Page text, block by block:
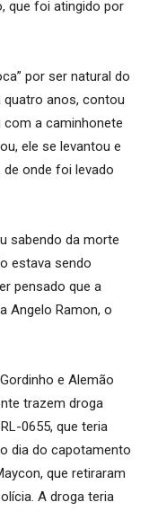
que foi atingido por
por ser natural do
quatro anos, contou
com a caminhonete
ele se levantou e
onde foi levado
sabendo da morte
estava sendo
pensado que a
Angelo Ramon, o
e Alemão
trazem droga
0655, que teria
dia do capotamento
que retiraram
A droga teria